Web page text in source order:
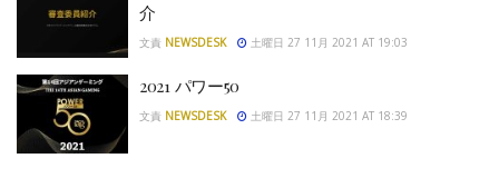
介
文責 NEWSDESK 土曜日 27 11月 2021 AT 19:03
2021 パワー50
文責 NEWSDESK 土曜日 27 11月 2021 AT 18:39